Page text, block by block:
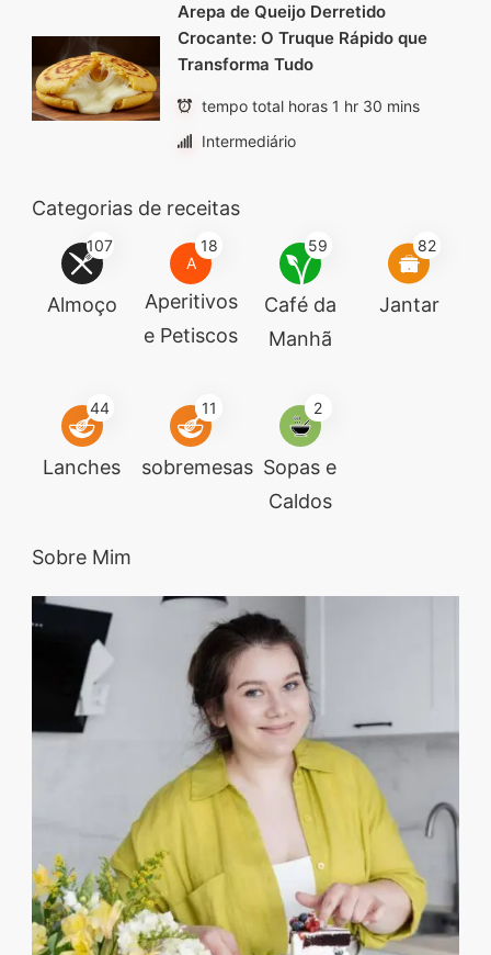
Arepa de Queijo Derretido
Crocante: O Truque Rápido que
Transforma Tudo
tempo total horas 1 hr 30 mins
Intermediário
Categorias de receitas
107
Almoço
A
18
Aperitivos
e Petiscos
59
Café da
Manhã
82
Jantar
44
Lanches
11
sobremesas
2
Sopas e
Caldos
Sobre Mim